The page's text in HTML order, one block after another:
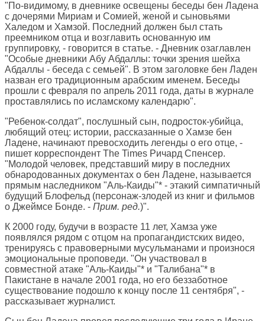
"По-видимому, в дневнике освещены беседы бен Ладена
с дочерями Мириам и Сомией, женой и сыновьями
Халедом и Хамзой. Последний должен был стать
преемником отца и возглавить основанную им
группировку, - говорится в статье. - Дневник озаглавлен
"Особые дневники Абу Абдаллы: точки зрения шейха
Абдаллы - беседа с семьей". В этом заголовке бен Ладен
назван его традиционным арабским именем. Беседы
прошли с февраля по апрель 2011 года, даты в журнале
проставлялись по исламскому календарю".
"Ребенок-солдат", послушный сын, подросток-убийца,
любящий отец: истории, рассказанные о Хамзе бен
Ладене, начинают превосходить легенды о его отце, -
пишет корреспондент The Times Ричард Спенсер.
"Молодой человек, представший миру в последних
обнародованных документах о бен Ладене, называется
прямым наследником "Аль-Каиды"* - этакий симпатичный
будущий Блофельд (персонаж-злодей из книг и фильмов
о Джеймсе Бонде. - Прим. ред.)".
К 2000 году, будучи в возрасте 11 лет, Хамза уже
появлялся рядом с отцом на пропагандистских видео,
тренируясь с правоверными мусульманами и произнося
эмоциональные проповеди. "Он участвовал в
совместной атаке "Аль-Каиды"* и "Талибана"* в
Пакистане в начале 2001 года, но его беззаботное
существование подошло к концу после 11 сентября", -
рассказывает журналист.